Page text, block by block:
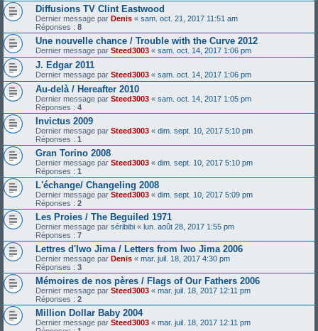
Diffusions TV Clint Eastwood
Dernier message par Denis « sam. oct. 21, 2017 11:51 am
Réponses : 8
Une nouvelle chance / Trouble with the Curve 2012
Dernier message par Steed3003 « sam. oct. 14, 2017 1:06 pm
J. Edgar 2011
Dernier message par Steed3003 « sam. oct. 14, 2017 1:06 pm
Au-delà / Hereafter 2010
Dernier message par Steed3003 « sam. oct. 14, 2017 1:05 pm
Réponses : 4
Invictus 2009
Dernier message par Steed3003 « dim. sept. 10, 2017 5:10 pm
Réponses : 1
Gran Torino 2008
Dernier message par Steed3003 « dim. sept. 10, 2017 5:10 pm
Réponses : 1
L'échange/ Changeling 2008
Dernier message par Steed3003 « dim. sept. 10, 2017 5:09 pm
Réponses : 2
Les Proies / The Beguiled 1971
Dernier message par séribibi « lun. août 28, 2017 1:55 pm
Réponses : 7
Lettres d'Iwo Jima / Letters from Iwo Jima 2006
Dernier message par Denis « mar. juil. 18, 2017 4:30 pm
Réponses : 3
Mémoires de nos pères / Flags of Our Fathers 2006
Dernier message par Steed3003 « mar. juil. 18, 2017 12:11 pm
Réponses : 2
Million Dollar Baby 2004
Dernier message par Steed3003 « mar. juil. 18, 2017 12:11 pm